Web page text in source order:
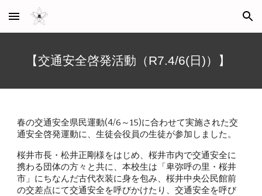
Skip to main content Skip to navigation
【交通安全啓発活動（R7.4/6(日)）】
春の交通安全県民運動(4/6～15)に合わせて実施された交
通安全啓発運動に、生徒会役員の生徒が参加しました。
桜井市長・松井正剛様をはじめ、桜井市内で交通安全に
携わる団体の方々と共に、本校生は「卑弥呼の里・桜井
市」にちなんだ古代衣装に身を包み、桜井中央公民館前
の交差点にて交通安全を呼びかけたり、交通安全を呼び